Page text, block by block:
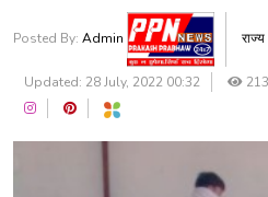
Posted By: Admin राज्य
Updated: 28 July, 2022 00:32